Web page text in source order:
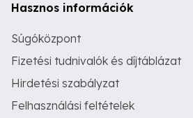
Hasznos információk
Súgóközpont
Fizetési tudnivalók és díjtáblázat
Hirdetési szabályzat
Felhasználási feltételek